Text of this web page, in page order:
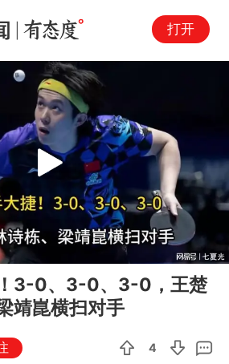
打开
Play
3-0、3-0、3-0，王楚
靖崑横扫对手
4